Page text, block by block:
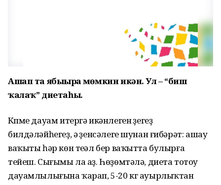
Ашап та ябығырға мөмкин икән. Ул – “биш
ҡалаҡ” диетаһы.
Күпме дауам итергә икәнлеген үҙегеҙ
билдәләйһегеҙ, ә үҙенсәлеге шунан ғибәрәт: ашау
ваҡыты һәр көн теүәл бер ваҡытта булырға
тейеш. Сығымы ла аҙ. Һөҙөмтәлә, диета тотоу
дауамлылығына ҡарап, 5-20 кг ауырлыҡтан